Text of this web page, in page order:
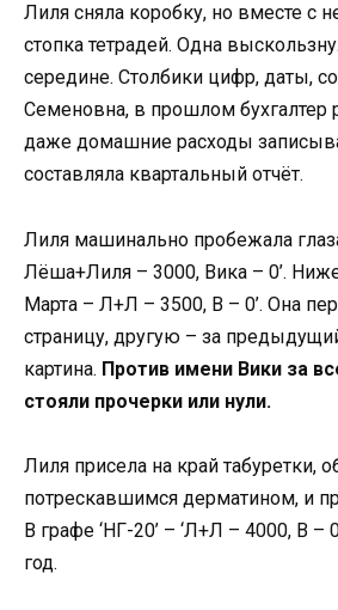
Лиля сняла коробку, но вместе с
стопка тетрадей. Одна
середине. Столбики цифр, даты,
Семеновна, в прошлом бухгалтер
даже домашние расходы
составляла квартальный отчёт.
Лиля машинально пробежала
Лёша+Лиля – 3000, Вика – 0’.
Марта – Л+Л – 3500, В – 0’. Она
страницу, другую – за
картина. Против имени Вики за
стояли прочерки или нули.
Лиля присела на край табуретки,
потрескавшимся дерматином, и
В графе ‘НГ-20’ – ‘Л+Л – 4000, В –
год.